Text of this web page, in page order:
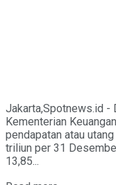
Jakarta,Spotnews.id -
Kementerian
pendapatan atau
triliun per 31
13,85...